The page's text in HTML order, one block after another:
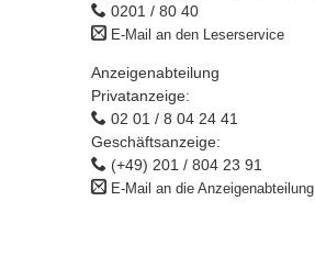
0201 / 80 40
E-Mail an den Leserservice
Anzeigenabteilung
Privatanzeige:
02 01 / 8 04 24 41
Geschäftsanzeige:
(+49) 201 / 804 23 91
E-Mail an die Anzeigenabteilung